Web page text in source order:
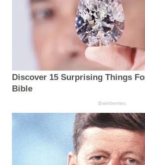
Discover 15 Surprising Things
Bible
Brainberries